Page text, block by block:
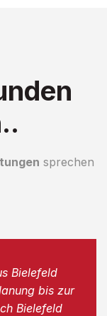
sprechen
Bielefeld
bis zur
Bielefeld